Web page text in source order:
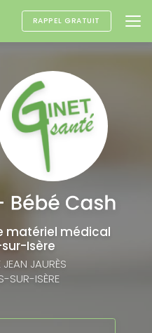
RAPPEL GRATUIT
matériel médical
Isère
JAURÈS
SUR-ISÈRE